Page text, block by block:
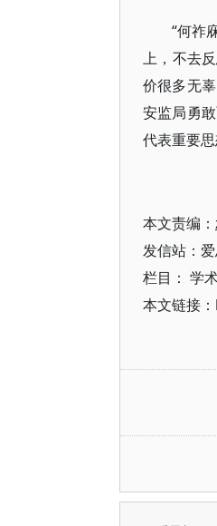
“何祚
上，不去
价很多无
安监局勇
代表重要
本文责编：
发信站：
栏目： 学
本文链接